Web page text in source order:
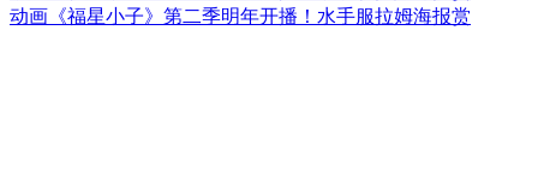
动画《福星小子》第二季明年开播！水手服拉姆海报赏